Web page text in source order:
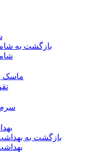
بازگشت به
ماسک
بازگشت به